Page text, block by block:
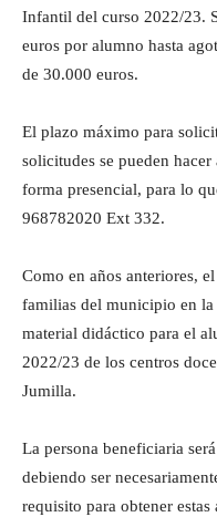
Infantil del curso 2022/23.
euros por alumno hasta
de 30.000 euros.
El plazo máximo para
solicitudes se pueden
forma presencial, para lo
968782020 Ext 332.
Como en años anteriores,
familias del municipio en
material didáctico para el
2022/23 de los centros
Jumilla.
La persona beneficiaria
debiendo ser
requisito para obtener